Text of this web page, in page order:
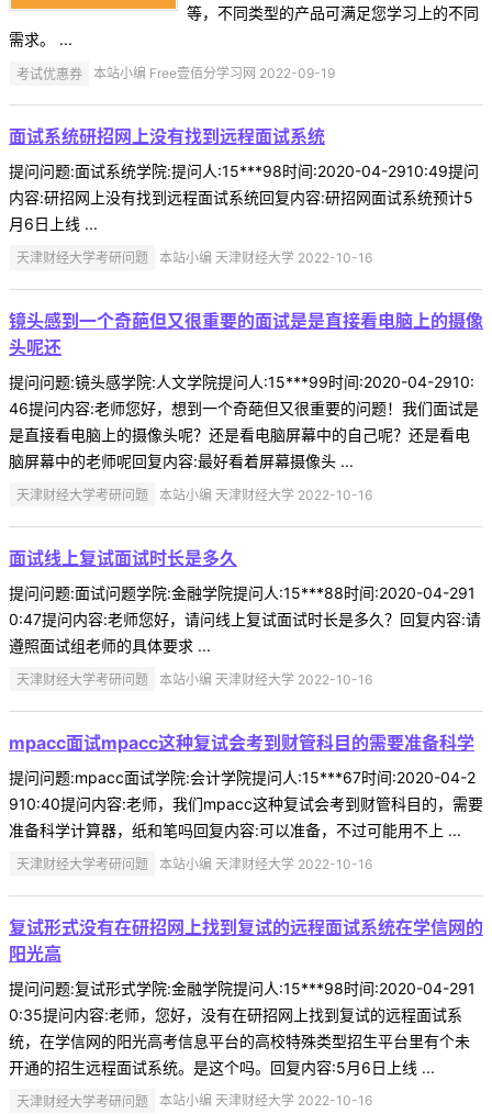
等，不同类型的产品可满足您学习上的不同
需求。 ...
考试优惠券 本站小编 Free壹佰分学习网 2022-09-19
面试系统研招网上没有找到远程面试系统
提问问题:面试系统学院:提问人:15***98时间:2020-04-2910:49提问
内容:研招网上没有找到远程面试系统回复内容:研招网面试系统预计5
月6日上线 ...
天津财经大学考研问题 本站小编 天津财经大学 2022-10-16
镜头感到一个奇葩但又很重要的面试是是直接看电脑上的摄像
头呢还
提问问题:镜头感学院:人文学院提问人:15***99时间:2020-04-2910:
46提问内容:老师您好，想到一个奇葩但又很重要的问题！我们面试是
是直接看电脑上的摄像头呢？还是看电脑屏幕中的自己呢？还是看电
脑屏幕中的老师呢回复内容:最好看着屏幕摄像头 ...
天津财经大学考研问题 本站小编 天津财经大学 2022-10-16
面试线上复试面试时长是多久
提问问题:面试问题学院:金融学院提问人:15***88时间:2020-04-291
0:47提问内容:老师您好，请问线上复试面试时长是多久？回复内容:请
遵照面试组老师的具体要求 ...
天津财经大学考研问题 本站小编 天津财经大学 2022-10-16
mpacc面试mpacc这种复试会考到财管科目的需要准备科学
提问问题:mpacc面试学院:会计学院提问人:15***67时间:2020-04-2
910:40提问内容:老师，我们mpacc这种复试会考到财管科目的，需要
准备科学计算器，纸和笔吗回复内容:可以准备，不过可能用不上 ...
天津财经大学考研问题 本站小编 天津财经大学 2022-10-16
复试形式没有在研招网上找到复试的远程面试系统在学信网的
阳光高
提问问题:复试形式学院:金融学院提问人:15***98时间:2020-04-291
0:35提问内容:老师，您好，没有在研招网上找到复试的远程面试系
统，在学信网的阳光高考信息平台的高校特殊类型招生平台里有个未
开通的招生远程面试系统。是这个吗。回复内容:5月6日上线 ...
天津财经大学考研问题 本站小编 天津财经大学 2022-10-16